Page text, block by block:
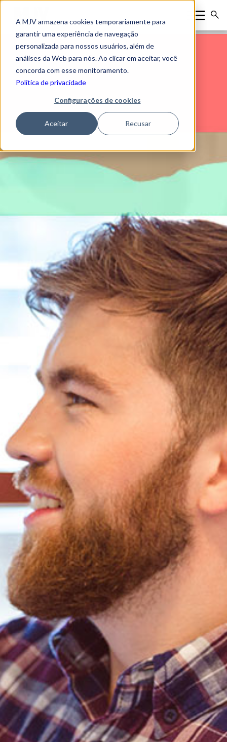
A MJV armazena cookies temporariamente para
garantir uma experiência de navegação
personalizada para nossos usuários, além de
análises da Web para nós. Ao clicar em aceitar, você
concorda com esse monitoramento.
Política de privacidade
Configurações de cookies
Aceitar Recusar